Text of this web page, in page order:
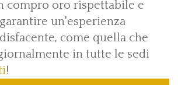
compro oro rispettabile e
un'esperienza
come quella che
in tutte le sedi
!